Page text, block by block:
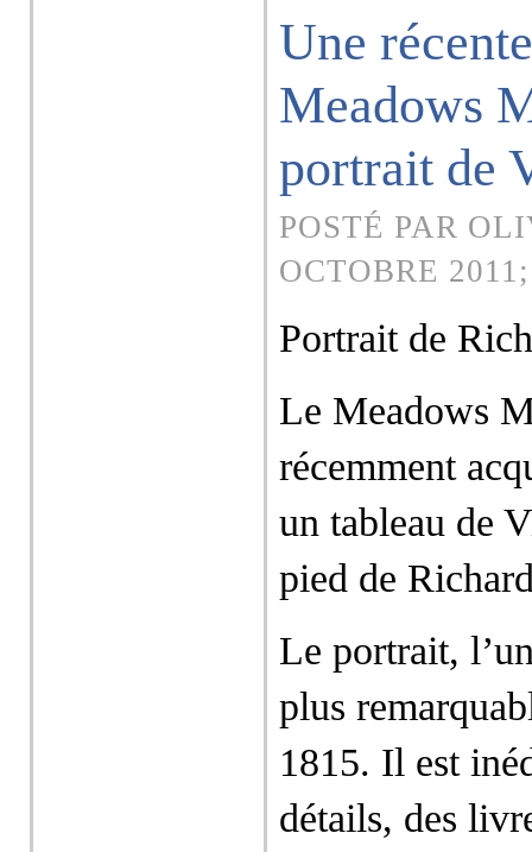
Une
Meadows
portrait de
POSTÉ PAR
OCTOBRE 2011;
Portrait de
Le Meadows
récemment
un tableau de
pied de
Le portrait,
plus
1815. Il est
détails, des